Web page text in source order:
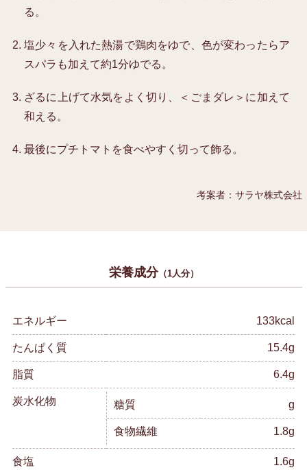
る。
塩少々を入れた熱湯で鶏肉をゆで、色が変わったらア
スパラも加えて約1分ゆでる。
ざるに上げて水気をよく切り、＜ごまダレ＞に加えて
和える。
最後にプチトマトを食べやすく切って飾る。
考案者：サラヤ株式会社
栄養成分（1人分）
エネルギー 133kcal
たんぱく質 15.4g
脂質 6.4g
炭水化物 糖質 g
食物繊維 1.8g
食塩 1.6g